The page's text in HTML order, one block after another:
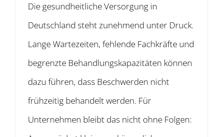
Die gesundheitliche Versorgung in
Deutschland steht zunehmend unter Druck.
Lange Wartezeiten, fehlende Fachkräfte und
begrenzte Behandlungskapazitäten können
dazu führen, dass Beschwerden nicht
frühzeitig behandelt werden. Für
Unternehmen bleibt das nicht ohne Folgen: